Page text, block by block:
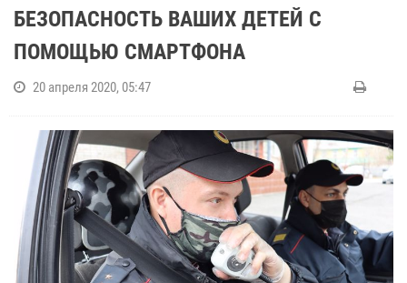
БЕЗОПАСНОСТЬ ВАШИХ ДЕТЕЙ С
ПОМОЩЬЮ СМАРТФОНА
20 апреля 2020, 05:47